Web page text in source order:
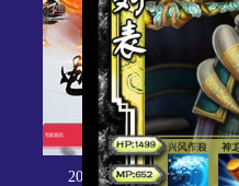
2014娱乐星赛季赛事直播